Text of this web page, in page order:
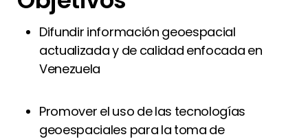
Difundir información geoespacial
actualizada y de calidad enfocada en
Venezuela
Promover el uso de las tecnologías
geoespaciales para la toma de